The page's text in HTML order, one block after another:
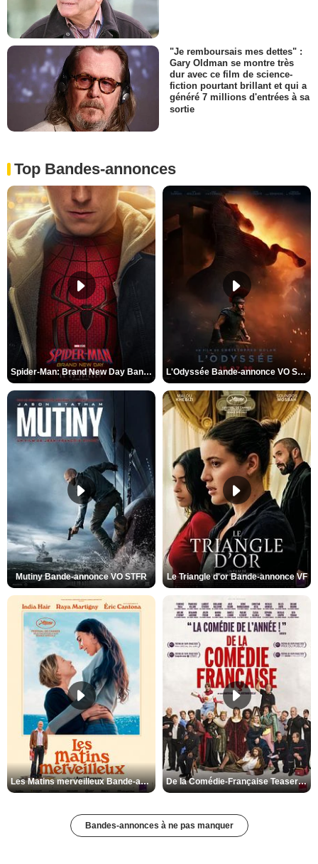
"Je remboursais mes dettes" :
Gary Oldman se montre très
dur avec ce film de science-
fiction pourtant brillant et qui a
généré 7 millions d'entrées à sa
sortie
Top Bandes-annonces
Spider-Man: Brand New Day Bande-annonce VO STFR L'Odyssée Bande-annonce VO STFR
Mutiny Bande-annonce VO STFR Le Triangle d'or Bande-annonce VF
Les Matins merveilleux Bande-annonce VF De la Comédie-Française Teaser VF
Bandes-annonces à ne pas manquer